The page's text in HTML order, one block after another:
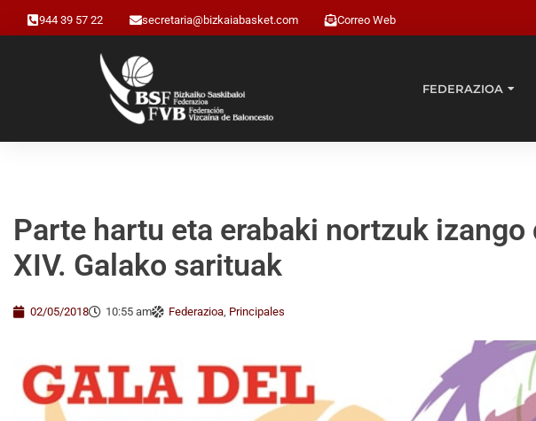
944 39 57 22 secretaria@bizkaiabasket.com Correo Web
FEDERAZIOA
Parte hartu eta erabaki nortzuk
XIV. Galako sarituak
02/05/2018 10:55 am Federazioa, Principales